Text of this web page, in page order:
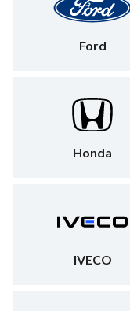
Ford
Honda
IVECO